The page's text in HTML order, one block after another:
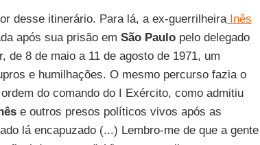
desse itinerário. Para lá, a ex-guerrilheiraInês
após sua prisão em São Paulopelo delegado
de 8 de maio a 11 de agosto de 1971, um
e humilhações. O mesmo percurso fazia o
do comando do I Exército, como admitiu
e outros presos políticos vivos após as
lá encapuzado (...) Lembro-me de que a gente